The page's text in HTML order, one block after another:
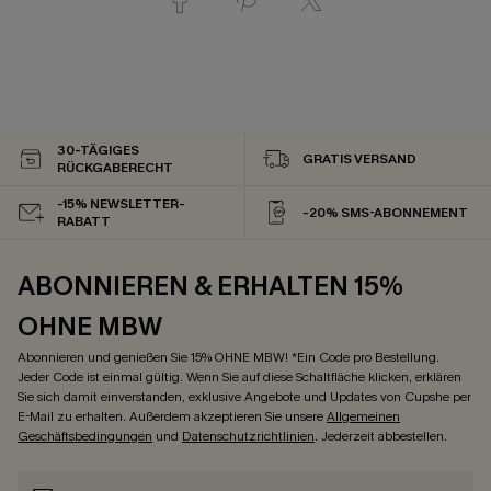
30-TÄGIGES
RÜCKGABERECHT
GRATIS VERSAND
-15% NEWSLETTER-
RABATT
-20% SMS-ABONNEMENT
ABONNIEREN & ERHALTEN 15%
OHNE MBW
Abonnieren und genießen Sie 15% OHNE MBW! *Ein Code pro Bestellung.
Jeder Code ist einmal gültig. Wenn Sie auf diese Schaltfläche klicken, erklären
Sie sich damit einverstanden, exklusive Angebote und Updates von Cupshe per
E-Mail zu erhalten. Außerdem akzeptieren Sie unsereAllgemeinen
Geschäftsbedingungen und Datenschutzrichtlinien. Jederzeit abbestellen.